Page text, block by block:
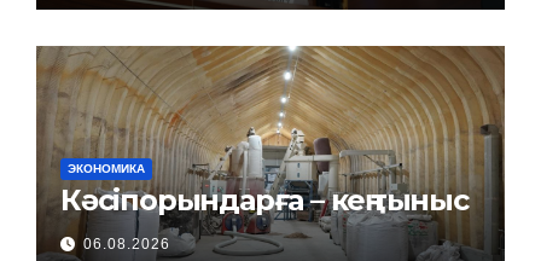
ЭКОНОМИКА
Кәсіпорындарға – кең тыныс
06.08.2026